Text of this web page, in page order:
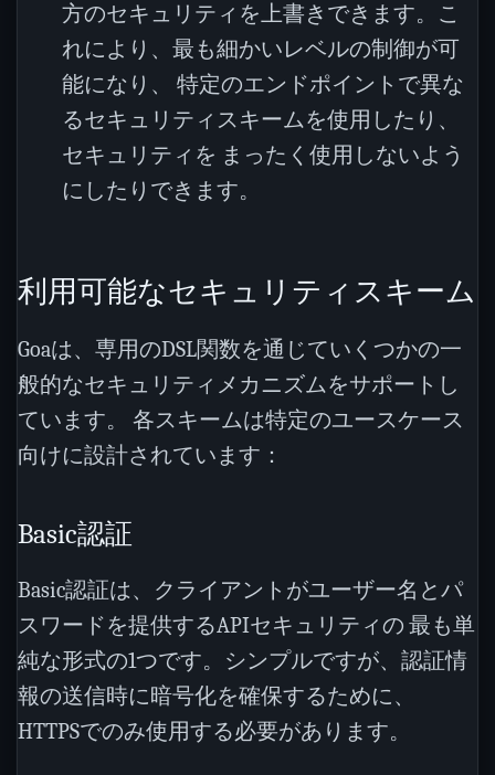
方のセキュリティを上書きできます。こ
れにより、最も細かいレベルの制御が可
能になり、 特定のエンドポイントで異な
るセキュリティスキームを使用したり、
セキュリティを まったく使用しないよう
にしたりできます。
利用可能なセキュリティスキーム
Goaは、専用のDSL関数を通じていくつかの一
般的なセキュリティメカニズムをサポートし
ています。 各スキームは特定のユースケース
向けに設計されています：
Basic認証
Basic認証は、クライアントがユーザー名とパ
スワードを提供するAPIセキュリティの 最も単
純な形式の1つです。シンプルですが、認証情
報の送信時に暗号化を確保するために、
HTTPSでのみ使用する必要があります。